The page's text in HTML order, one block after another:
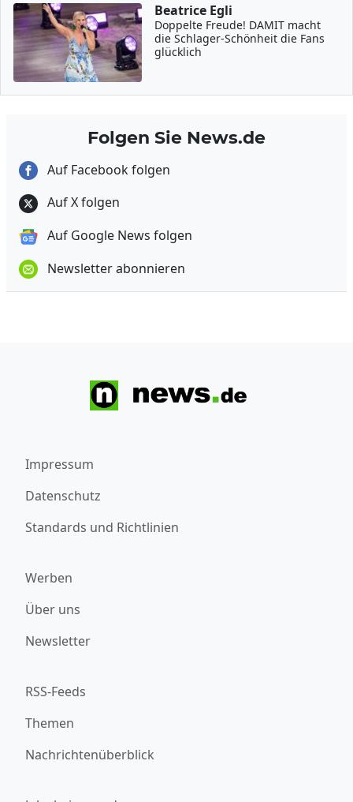
Beatrice Egli
Doppelte Freude! DAMIT macht
die Schlager-Schönheit die Fans
glücklich
Folgen Sie News.de
Auf Facebook folgen
Auf X folgen
Auf Google News folgen
Newsletter abonnieren
Impressum
Datenschutz
Standards und Richtlinien
Werben
Über uns
Newsletter
RSS-Feeds
Themen
Nachrichtenüberblick